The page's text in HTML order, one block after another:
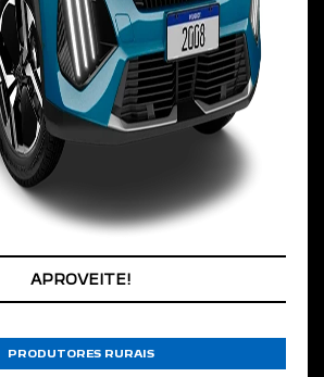
APROVEITE!
PRODUTORES RURAIS